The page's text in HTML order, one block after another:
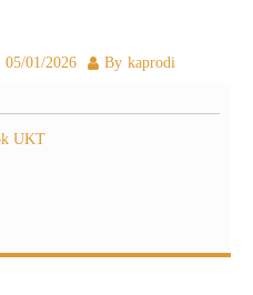
05/01/2026 By kaprodi
UKT